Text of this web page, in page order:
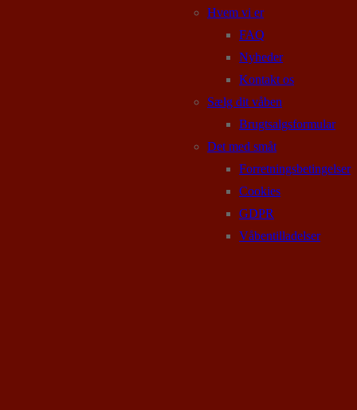
Hvem vi er
FAQ
Nyheder
Kontakt os
Sælg dit våben
Brugtsalgsformular
Det med småt
Forretningsbetingelser
Cookies
GDPR
Våbentilladelser